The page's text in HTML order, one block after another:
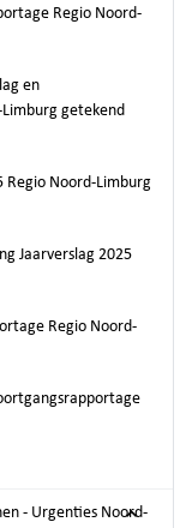
Regio Noord-
en
getekend
Regio Noord-Limburg
Jaarverslag 2025
Regio Noord-
- Urgenties Noord-